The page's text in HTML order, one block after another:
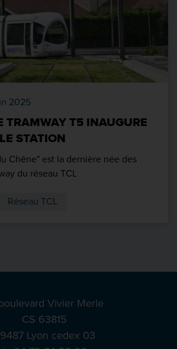
2025
TRAMWAY T5 INAUGURE
STATION
Chêne" est la dernière née des
du réseau TCL
Réseau TCL
Vivier Merle
CS 63815
Lyon cedex 03